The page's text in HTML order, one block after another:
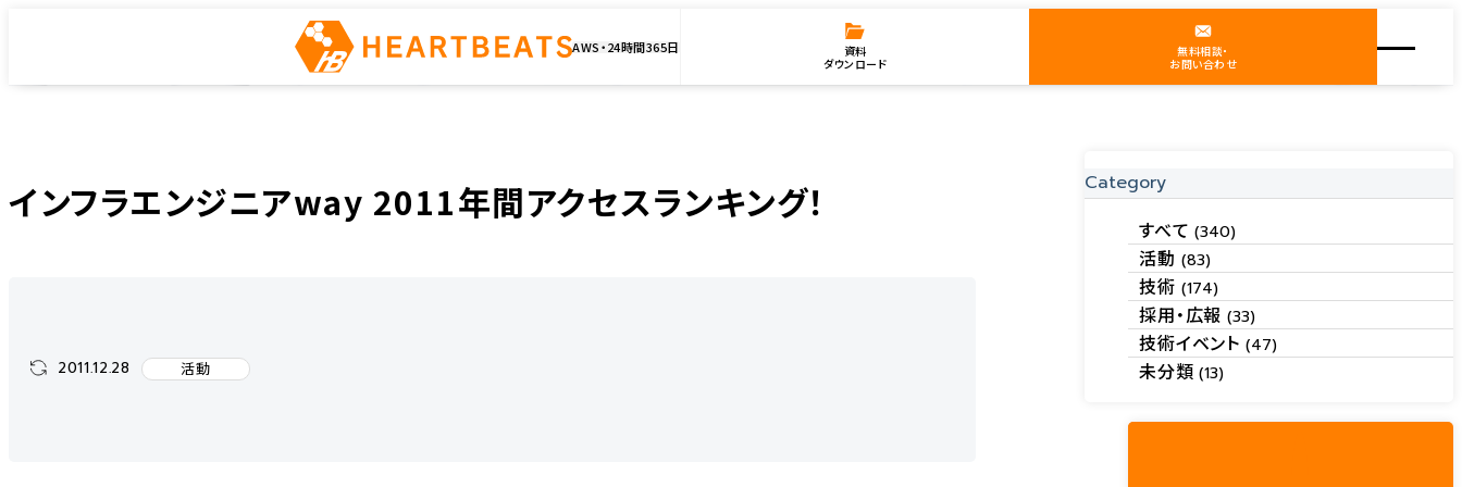
AWS・24時間365日
資料
ダウンロード
無料相談・
お問い合わせ
インフラエンジニアway 2011年間アクセスランキング！
2011.12.28 活動
Category
すべて(340)
活動 (83)
技術 (174)
採用・広報(33)
技術イベント (47)
未分類(13)